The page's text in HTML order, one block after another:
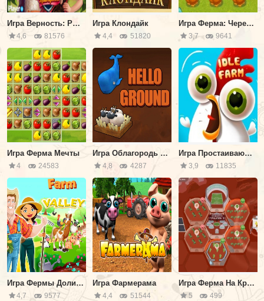
Игра Верность: Рыцари и Принцессы
4,6 81576
Игра Клондайк
4,4 51820
Игра Ферма: Через Забор
3,7 9641
Игра Ферма Мечты
4 24583
Игра Облагородь Землю
4,8 4287
Игра Простаивающая Ферма
3,9 11835
Игра Фермы Долины
4,7 9577
Игра Фармерама
4,4 51544
Игра Ферма На Красной Планете
5 499